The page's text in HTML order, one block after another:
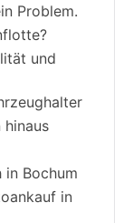
Problem.
und
hinaus
in Bochum
in